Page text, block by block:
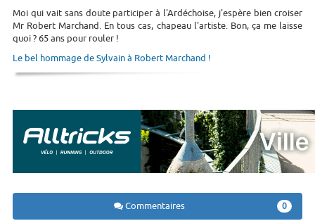
Moi qui vait sans doute participer à l'Ardéchoise, j'espère bien croiser
Mr Robert Marchand. En tous cas, chapeau l'artiste. Bon, ça me laisse
quoi ? 65 ans pour rouler !
Le bel hommage de Sylvain à Robert Marchand !
Commentaires 0